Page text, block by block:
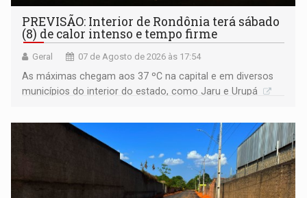
PREVISÃO: Interior de Rondônia terá sábado
(8) de calor intenso e tempo firme
Geral 07 de Agosto de 2026 às 17:54
As máximas chegam aos 37 ºC na capital e em diversos
municípios do interior do estado, como Jaru e Urupá